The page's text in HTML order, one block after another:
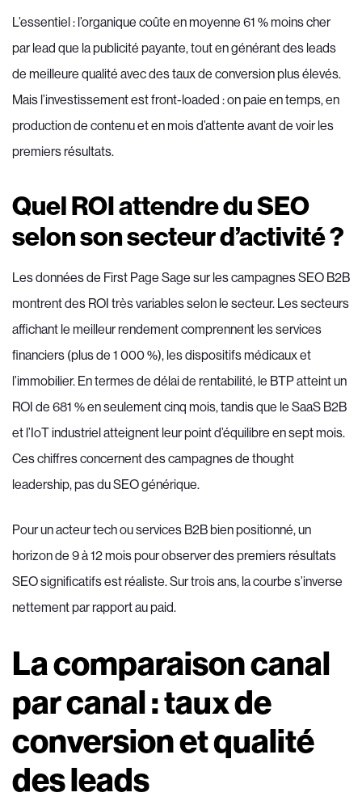
L’essentiel : l’organique coûte en moyenne 61 % moins cher
par lead que la publicité payante, tout en générant des leads
de meilleure qualité avec des taux de conversion plus élevés.
Mais l’investissement est front-loaded : on paie en temps, en
production de contenu et en mois d’attente avant de voir les
premiers résultats.
Quel ROI attendre du SEO
selon son secteur d’activité ?
Les données de First Page Sage sur les campagnes SEO B2B
montrent des ROI très variables selon le secteur. Les secteurs
affichant le meilleur rendement comprennent les services
financiers (plus de 1 000 %), les dispositifs médicaux et
l’immobilier. En termes de délai de rentabilité, le BTP atteint un
ROI de 681 % en seulement cinq mois, tandis que le SaaS B2B
et l’IoT industriel atteignent leur point d’équilibre en sept mois.
Ces chiffres concernent des campagnes de thought
leadership, pas du SEO générique.
Pour un acteur tech ou services B2B bien positionné, un
horizon de 9 à 12 mois pour observer des premiers résultats
SEO significatifs est réaliste. Sur trois ans, la courbe s’inverse
nettement par rapport au paid.
La comparaison canal
par canal : taux de
conversion et qualité
des leads